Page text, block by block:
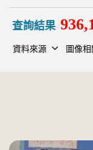
查詢結果
資料來源 圖像